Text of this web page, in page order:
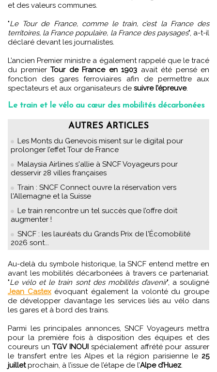
et des valeurs communes.
"Le Tour de France, comme le train, c’est la France des
territoires, la France populaire, la France des paysages", a-t-il
déclaré devant les journalistes.
L’ancien Premier ministre a également rappelé que le tracé
du premier Tour de France en 1903 avait été pensé en
fonction des gares ferroviaires afin de permettre aux
spectateurs et aux organisateurs de suivre l’épreuve.
Le train et le vélo au cœur des mobilités décarbonées
AUTRES ARTICLES
Les Monts du Genevois misent sur le digital pour
prolonger l’effet Tour de France
Malaysia Airlines s'allie à SNCF Voyageurs pour
desservir 28 villes françaises
Train : SNCF Connect ouvre la réservation vers
l'Allemagne et la Suisse
Le train rencontre un tel succès que l’offre doit
augmenter !
SNCF : les lauréats du Grands Prix de l'Écomobilité
2026 sont...
Au-delà du symbole historique, la SNCF entend mettre en
avant les mobilités décarbonées à travers ce partenariat.
"Le vélo et le train sont des mobilités d’avenir", a souligné
Jean Castexévoquant également la volonté du groupe
de développer davantage les services liés au vélo dans
les gares et à bord des trains.
Parmi les principales annonces, SNCF Voyageurs mettra
pour la première fois à disposition des équipes et des
coureurs unTGV INOUIspécialement affrété pour assurer
le transfert entre les Alpes et la région parisienne le 25
juilletprochain, à l’issue de l’étape de l’Alpe d’Huez.